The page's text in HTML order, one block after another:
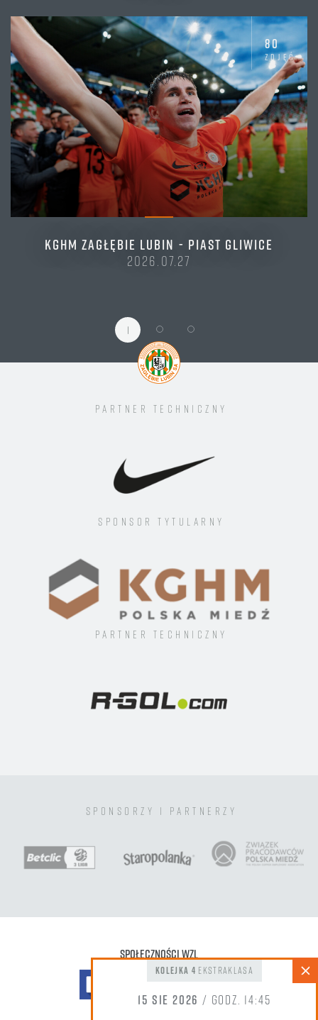
80
zdjęć
KGHM ZAGŁĘBIE LUBIN - PIAST GLIWICE
2026.07.27
1
Partner techniczny
Sponsor tytularny
Partner techniczny
sponsorzy i partnerzy
Społeczności WZL
kolejka 4 Ekstraklasa
15 sie 2026/ godz. 14:45